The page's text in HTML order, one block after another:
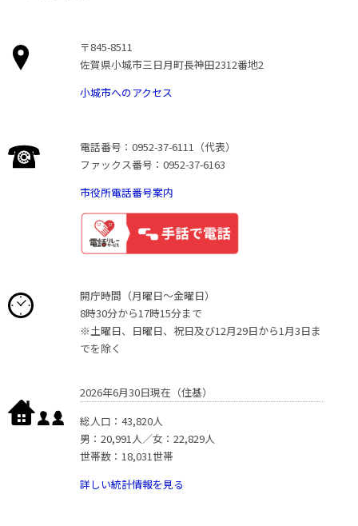
〒845-8511
佐賀県小城市三日月町長神田2312番地2
小城市へのアクセス
電話番号：0952-37-6111（代表）
ファックス番号：0952-37-6163
市役所電話番号案内
開庁時間（月曜日〜金曜日）
8時30分から17時15分まで
※土曜日、日曜日、祝日及び12月29日から1月3日ま
でを除く
2026年6月30日現在（住基）
総人口：43,820人
男：20,991人／女：22,829人
世帯数：18,031世帯
詳しい統計情報を見る